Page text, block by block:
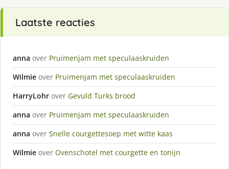
Laatste reacties
anna over Pruimenjam met speculaaskruiden
Wilmie over Pruimenjam met speculaaskruiden
HarryLohr over Gevuld Turks brood
anna over Pruimenjam met speculaaskruiden
anna over Snelle courgettesoep met witte kaas
Wilmie over Ovenschotel met courgette en tonijn